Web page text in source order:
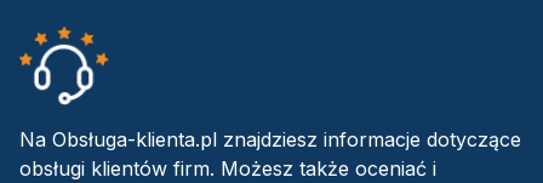
Na Obsługa-klienta.pl znajdziesz informacje dotyczące
obsługi klientów firm. Możesz także oceniać i